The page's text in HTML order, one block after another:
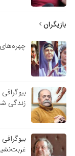
بازیگران
زندگی